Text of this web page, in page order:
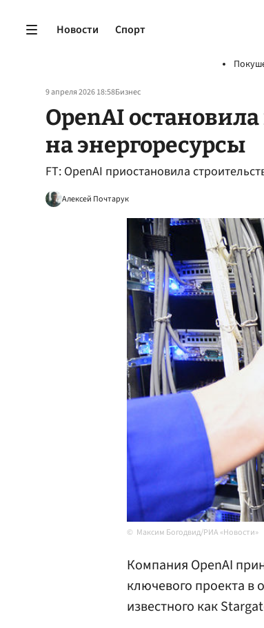
Новости Спорт
9 апреля 2026 18:58Бизнес
OpenAI
на энергоресурсы
FT: OpenAI приостановила
Алексей Почтарук
Максим Богодвид/РИА «Новости»
Компания OpenAI
ключевого проекта в
известного как